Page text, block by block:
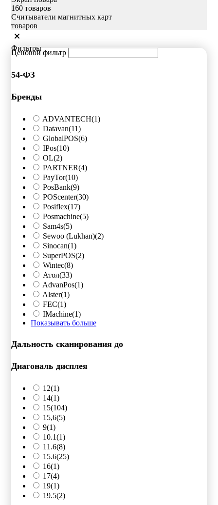
160 товаров
Считыватели магнитных карт
товаров
Фильтры
Ценовой фильтр
54-ФЗ
Бренды
ADVANTECH(1)
Datavan(11)
GlobalPOS(6)
IPos(10)
OL(2)
PARTNER(4)
PayTor(10)
PosBank(9)
POScenter(30)
Posiflex(17)
Posmachine(5)
Sam4s(5)
Sewoo (Lukhan)(2)
Sinocan(1)
SuperPOS(2)
Wintec(8)
Атол(33)
AdvanPos(1)
Alster(1)
FEC(1)
IMachine(1)
Показывать больше
Дальность сканирования до
Диагональ дисплея
12(1)
14(1)
15(104)
15,6(5)
9(1)
10.1(1)
11.6(8)
15.6(25)
16(1)
17(4)
19(1)
19.5(2)